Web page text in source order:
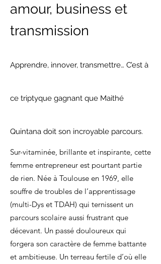
amour, business et
transmission
Apprendre, innover, transmettre… C’est à
ce triptyque gagnant que Maithé
Quintana doit son incroyable parcours.
Sur-vitaminée, brillante et inspirante, cette
femme entrepreneur est pourtant partie
de rien. Née à Toulouse en 1969, elle
souffre de troubles de l’apprentissage
(multi-Dys et TDAH) qui ternissent un
parcours scolaire aussi frustrant que
décevant. Un passé douloureux qui
forgera son caractère de femme battante
et ambitieuse. Un terreau fertile d’où elle